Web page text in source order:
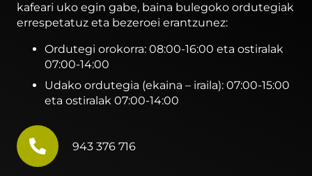
kafeari uko egin gabe, baina bulegoko ordutegiak
errespetatuz eta bezeroei erantzunez:
Ordutegi orokorra: 08:00-16:00 eta ostiralak
07:00-14:00
Udako ordutegia (ekaina – iraila): 07:00-15:00
eta ostiralak 07:00-14:00
943 376 716